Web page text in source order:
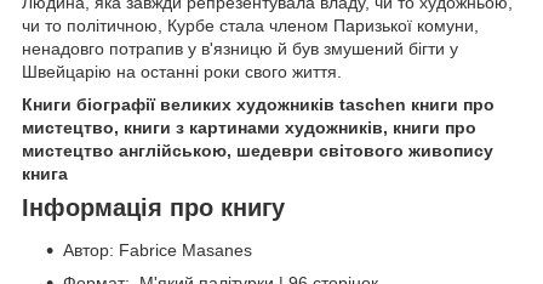
чи то політичною, Курбе стала членом Паризької комуни,
ненадовго потрапив у в'язницю й був змушений бігти у
Швейцарію на останні роки свого життя.
Книги біографії великих художників taschen книги про
мистецтво, книги з картинами художників, книги про
мистецтво англійською, шедеври світового живопису
книга
Інформація про книгу
Автор: Fabrice Masanes